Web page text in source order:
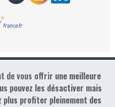
Rendez-vous
de vous offrir une meilleure
pouvez les désactiver mais
plus profiter pleinement des